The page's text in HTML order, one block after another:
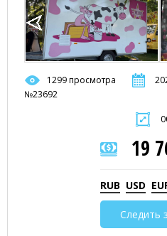
1299 просмотра
№23692
19
RUB USD
Следить